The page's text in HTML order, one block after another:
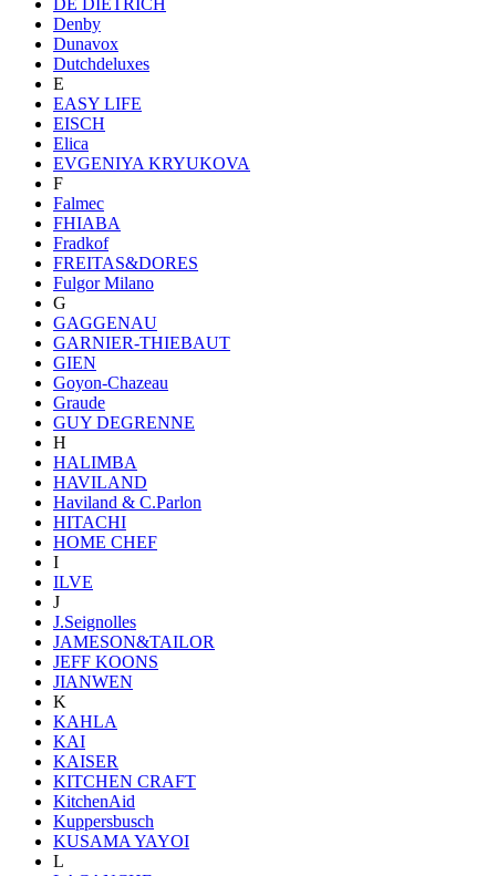
Denby
Dunavox
Dutchdeluxes
E
EASY LIFE
EISCH
Elica
EVGENIYA KRYUKOVA
F
Falmec
FHIABA
Fradkof
FREITAS&DORES
Fulgor Milano
G
GAGGENAU
GARNIER-THIEBAUT
GIEN
Goyon-Chazeau
Graude
GUY DEGRENNE
H
HALIMBA
HAVILAND
Haviland & C.Parlon
HITACHI
HOME CHEF
I
ILVE
J
J.Seignolles
JAMESON&TAILOR
JEFF KOONS
JIANWEN
K
KAHLA
KAI
KAISER
KITCHEN CRAFT
KitchenAid
Kuppersbusch
KUSAMA YAYOI
L